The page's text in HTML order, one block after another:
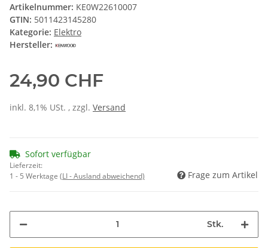
Artikelnummer: KE0W22610007
GTIN: 5011423145280
Kategorie: Elektro
Hersteller:
24,90 CHF
inkl. 8,1% USt. , zzgl. Versand
Sofort verfügbar
Lieferzeit:
1 - 5 Werktage (LI - Ausland abweichend) Frage zum Artikel
Stk.